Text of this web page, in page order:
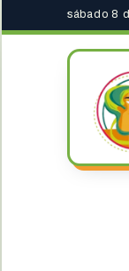
sábado 8